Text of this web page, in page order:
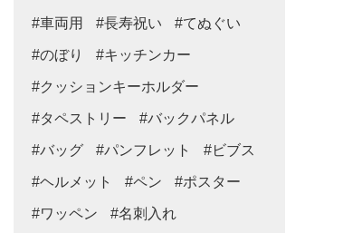
#車両用 #長寿祝い #てぬぐい
#のぼり #キッチンカー
#クッションキーホルダー
#タペストリー #バックパネル
#バッグ #パンフレット #ビブス
#ヘルメット #ペン #ポスター
#ワッペン #名刺入れ